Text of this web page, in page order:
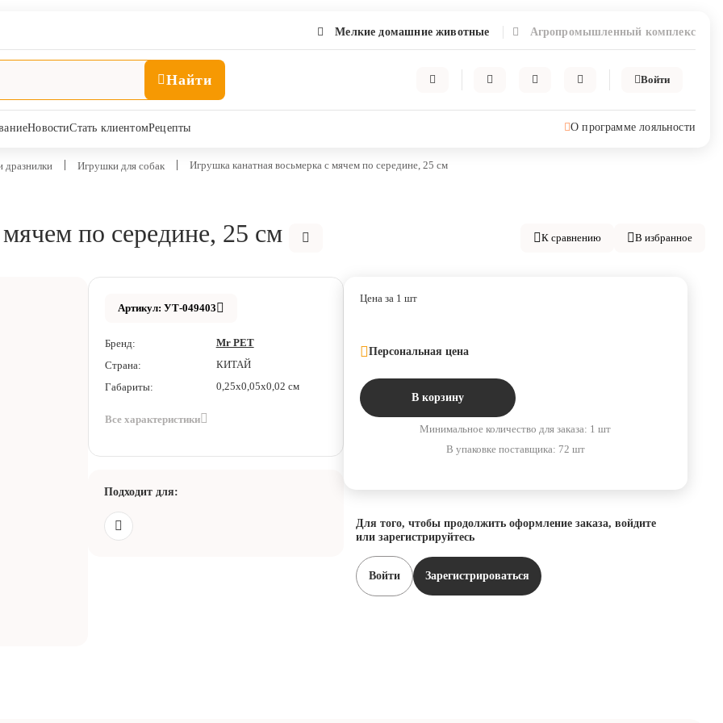
Мелкие домашние животные Агропромышленный комплекс
Найти Войти
НовостиСтать клиентомРецепты О программе лояльности
дразнилки Игрушки для собак Игрушка канатная восьмерка с мячем по середине, 25 см
по середине, 25 см К сравнению В избранное
Артикул: УТ-049403
Бренд:
Mr PET
Страна:
КИТАЙ
Габариты:
0,25х0,05х0,02 см
Все характеристики
Подходит для:
Цена за 1 шт
Персональная цена
В корзину
Минимальное количество для заказа: 1 шт
В упаковке поставщика: 72 шт
Для того, чтобы продолжить оформление заказа, войдите
или зарегистрируйтесь
Войти Зарегистрироваться